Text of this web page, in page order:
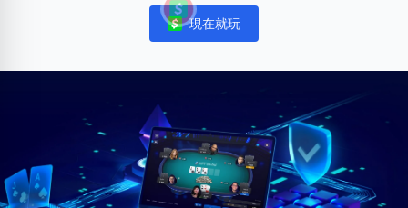
Notifications
現在就玩